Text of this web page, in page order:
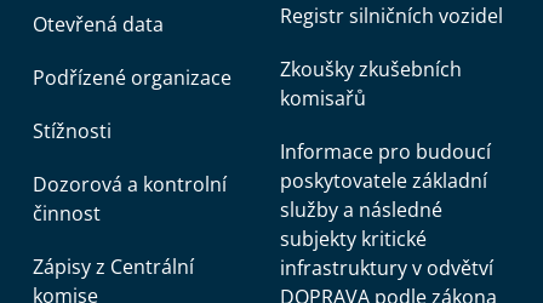
Otevřená data
Podřízené organizace
Stížnosti
Dozorová a kontrolní
činnost
Zápisy z Centrální
komise
Registr silničních vozidel
Zkoušky zkušebních
komisařů
Informace pro budoucí
poskytovatele základní
služby a následné
subjekty kritické
infrastruktury v odvětví
DOPRAVA podle zákona